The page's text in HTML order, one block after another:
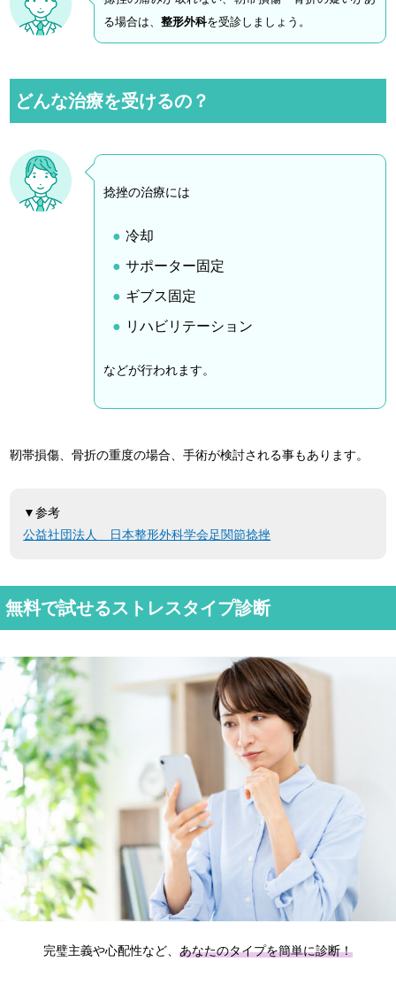
る場合は、整形外科を受診しましょう。
どんな治療を受けるの？
捻挫の治療には
冷却
サポーター固定
ギブス固定
リハビリテーション
などが行われます。
靭帯損傷、骨折の重度の場合、手術が検討される事もあります。
▼参考
公益社団法人 日本整形外科学会足関節捻挫
無料で試せるストレスタイプ診断
完璧主義や心配性など、 あなたのタイプを簡単に診断！